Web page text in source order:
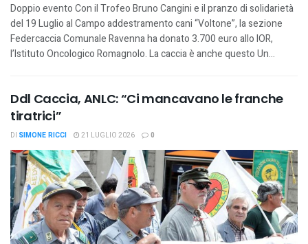
Doppio evento Con il Trofeo Bruno Cangini e il pranzo di solidarietà
del 19 Luglio al Campo addestramento cani “Voltone”, la sezione
Federcaccia Comunale Ravenna ha donato 3.700 euro allo IOR,
l’Istituto Oncologico Romagnolo. La caccia è anche questo Un...
Ddl Caccia, ANLC: “Ci mancavano le franche
tiratrici”
DI SIMONE RICCI 21 LUGLIO 2026 0